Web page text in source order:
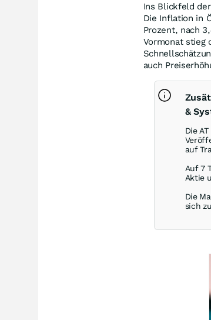
Ins Blickfeld
Die Inflation in
Prozent, nach
Vormonat stieg
auch
&
Die
auf
Auf 7
Aktie
Die
sich